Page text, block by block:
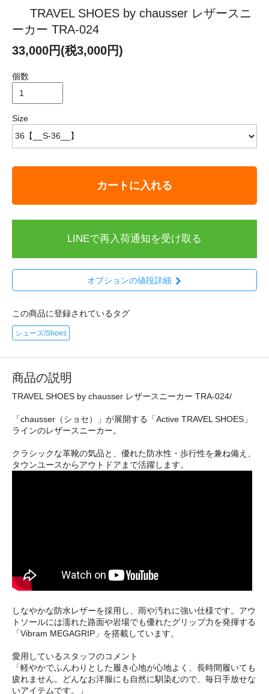
TRAVEL SHOES by chausser レザースニ
ーカー TRA-024
33,000円(税3,000円)
個数
Size
カートに入れる
LINEで再入荷通知を受け取る
オプションの値段詳細
この商品に登録されているタグ
シューズ/Shoes
商品の説明
TRAVEL SHOES by chausser レザースニーカー TRA-024/
「chausser（ショセ）」が展開する「Active TRAVEL SHOES」
ラインのレザースニーカー。
クラシックな革靴の気品と、優れた防水性・歩行性を兼ね備え、
タウンユースからアウトドアまで活躍します。
しなやかな防水レザーを採用し、雨や汚れに強い仕様です。アウ
トソールには濡れた路面や岩場でも優れたグリップ力を発揮する
「Vibram MEGAGRIP」を搭載しています。
愛用しているスタッフのコメント
「軽やかでふんわりとした履き心地が心地よく、長時間履いても
疲れません。どんなお洋服にも自然に馴染むので、毎日手放せな
いアイテムです。」